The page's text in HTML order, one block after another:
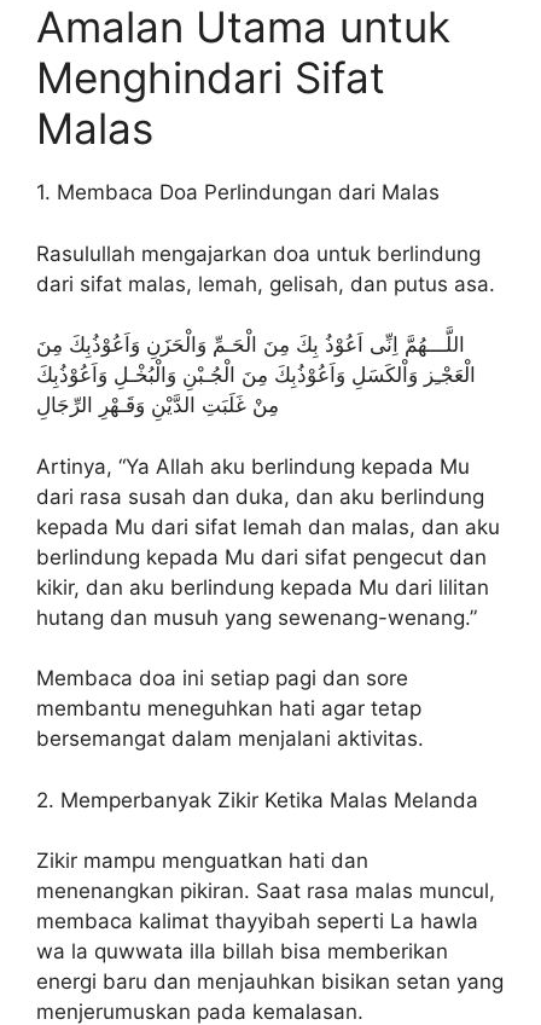
Amalan Utama untuk
Menghindari Sifat
Malas
1. Membaca Doa Perlindungan dari Malas
Rasulullah mengajarkan doa untuk berlindung
dari sifat malas, lemah, gelisah, dan putus asa.
اللَّـــهُمَّ اِنِّى اَعُوْذُ بِكَ مِنَ الْحَـمِّ وَالْحَزَنِ وَاَعُوْذُبِكَ مِنَ
الْعَجْـِز وَاْلكَسَلِ وَاَعُوْذُبِكَ مِنَ الْجُـبْنِ وَالْبُخْـلِ وَاَعُوْذُبِكَ
مِنْ غَلَبَتِ الدَّيْنِ وَقَـهْرِ الرِّجَالِ
Artinya, “Ya Allah aku berlindung kepada Mu
dari rasa susah dan duka, dan aku berlindung
kepada Mu dari sifat lemah dan malas, dan aku
berlindung kepada Mu dari sifat pengecut dan
kikir, dan aku berlindung kepada Mu dari lilitan
hutang dan musuh yang sewenang-wenang.”
Membaca doa ini setiap pagi dan sore
membantu meneguhkan hati agar tetap
bersemangat dalam menjalani aktivitas.
2. Memperbanyak Zikir Ketika Malas Melanda
Zikir mampu menguatkan hati dan
menenangkan pikiran. Saat rasa malas muncul,
membaca kalimat thayyibah seperti La hawla
wa la quwwata illa billah bisa memberikan
energi baru dan menjauhkan bisikan setan yang
menjerumuskan pada kemalasan.